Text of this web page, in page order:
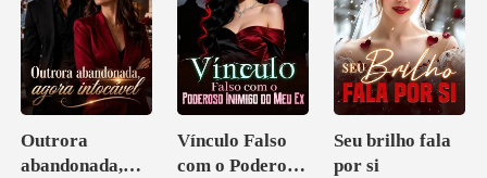
Outrora
abandonada,
Vínculo Falso
com o Poderoso
Seu brilho fala
por si